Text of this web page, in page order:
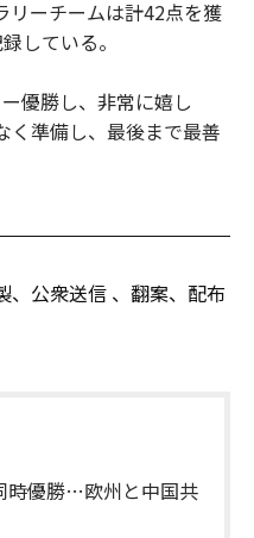
リーチームは計42点を獲
している。
優勝し、非常に嬉し
く準備し、最後まで最善
、公衆送信 、翻案、配布
時優勝…欧州と中国共